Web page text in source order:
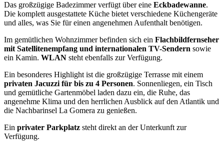
Das großzügige Badezimmer verfügt über eine Eckbadewanne.
Die komplett ausgestattete Küche bietet verschiedene Küchengeräte
und alles, was Sie für einen angenehmen Aufenthalt benötigen.
Im gemütlichen Wohnzimmer befinden sich ein Flachbildfernseher
mit Satellitenempfang und internationalen TV-Sendern sowie
ein Kamin. WLAN steht ebenfalls zur Verfügung.
Ein besonderes Highlight ist die großzügige Terrasse mit einem
privaten Jacuzzi für bis zu 4 Personen. Sonnenliegen, ein Tisch
und gemütliche Gartenmöbel laden dazu ein, die Ruhe, das
angenehme Klima und den herrlichen Ausblick auf den Atlantik und
die Nachbarinsel La Gomera zu genießen.
Ein privater Parkplatz steht direkt an der Unterkunft zur
Verfügung.